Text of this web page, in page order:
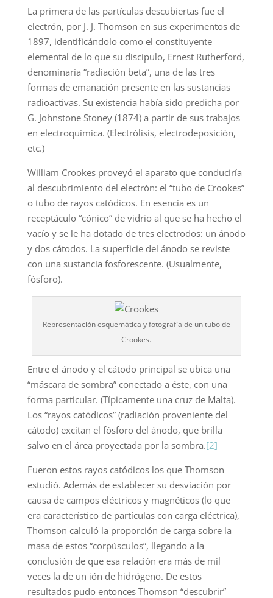
La primera de las partículas descubiertas fue el
electrón, por J. J. Thomson en sus experimentos de
1897, identificándolo como el constituyente
elemental de lo que su discípulo, Ernest Rutherford,
denominaría “radiación beta”, una de las tres
formas de emanación presente en las sustancias
radioactivas. Su existencia había sido predicha por
G. Johnstone Stoney (1874) a partir de sus trabajos
en electroquímica. (Electrólisis, electrodeposición,
etc.)
William Crookes proveyó el aparato que conduciría
al descubrimiento del electrón: el “tubo de Crookes”
o tubo de rayos catódicos. En esencia es un
receptáculo “cónico” de vidrio al que se ha hecho el
vacío y se le ha dotado de tres electrodos: un ánodo
y dos cátodos. La superficie del ánodo se reviste
con una sustancia fosforescente. (Usualmente,
fósforo).
Representación esquemática y fotografía de un tubo de
Crookes.
Entre el ánodo y el cátodo principal se ubica una
“máscara de sombra” conectado a éste, con una
forma particular. (Típicamente una cruz de Malta).
Los “rayos catódicos” (radiación proveniente del
cátodo) excitan el fósforo del ánodo, que brilla
salvo en el área proyectada por la sombra.[2]
Fueron estos rayos catódicos los que Thomson
estudió. Además de establecer su desviación por
causa de campos eléctricos y magnéticos (lo que
era característico de partículas con carga eléctrica),
Thomson calculó la proporción de carga sobre la
masa de estos “corpúsculos”, llegando a la
conclusión de que esa relación era más de mil
veces la de un ión de hidrógeno. De estos
resultados pudo entonces Thomson “descubrir”